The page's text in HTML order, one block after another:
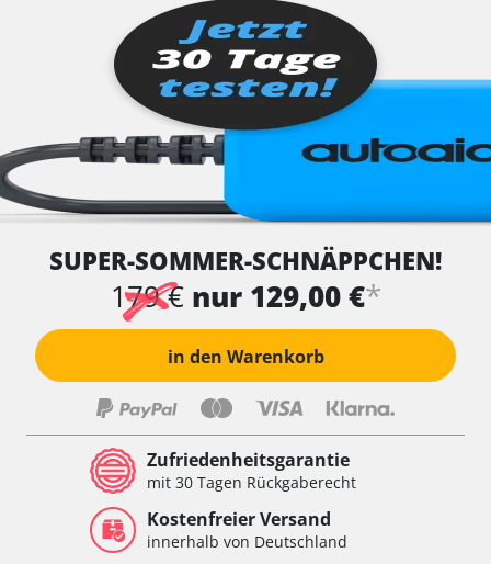
SUPER-SOMMER-SCHNÄPPCHEN!
179 € nur 129,00 €*
in den Warenkorb
Zufriedenheitsgarantie
mit 30 Tagen Rückgaberecht
Kostenfreier Versand
innerhalb von Deutschland